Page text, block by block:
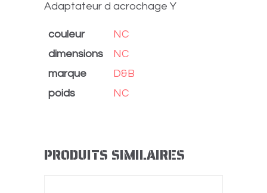
Adaptateur d acrochage Y
couleur
NC
dimensions
NC
marque
D&B
poids
NC
PRODUITS SIMILAIRES